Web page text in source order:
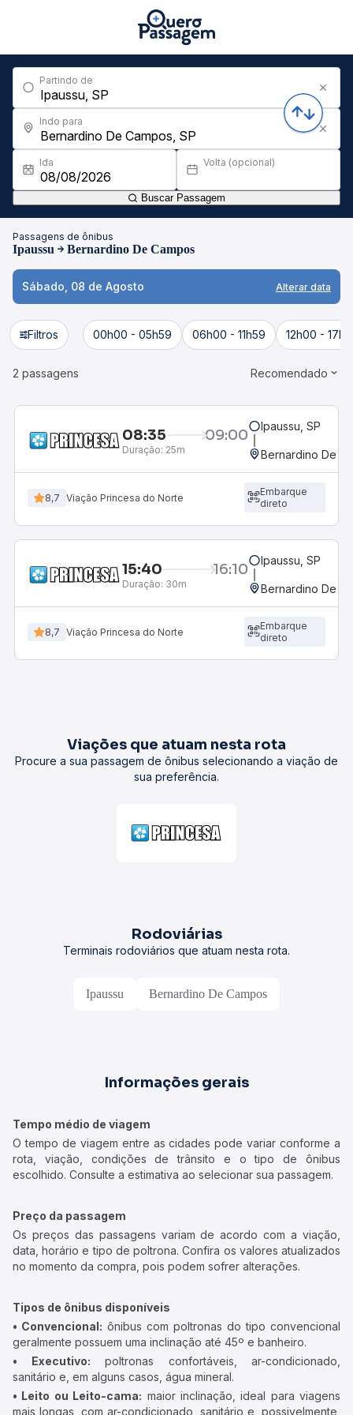
Partindo de
Indo para
Ida Volta (opcional)
Buscar Passagem
Passagens de ônibus
Ipaussu Bernardino De Campos
Sábado, 08 de Agosto Alterar data
Filtros 00h00 - 05h59 06h00 - 11h59 12h00 -
2 passagens Recomendado
08:35 09:00
Duração: 25m
Ipaussu, SP
Bernardino De
8,7 Viação Princesa do Norte
Embarque
direto
15:40 16:10
Duração: 30m
Ipaussu, SP
Bernardino De
8,7 Viação Princesa do Norte
Embarque
direto
Viações que atuam nesta rota
Procure a sua passagem de ônibus selecionando a viação de
sua preferência.
Rodoviárias
Terminais rodoviários que atuam nesta rota.
Ipaussu Bernardino De Campos
Informações gerais
Tempo médio de viagem
O tempo de viagem entre as cidades pode variar conforme a
rota, viação, condições de trânsito e o tipo de ônibus
escolhido. Consulte a estimativa ao selecionar sua passagem.
Preço da passagem
Os preços das passagens variam de acordo com a viação,
data, horário e tipo de poltrona. Confira os valores atualizados
no momento da compra, pois podem sofrer alterações.
Tipos de ônibus disponíveis
• Convencional: ônibus com poltronas do tipo convencional
geralmente possuem uma inclinação até 45º e banheiro.
• Executivo: poltronas confortáveis, ar-condicionado,
sanitário e, em alguns casos, água mineral.
• Leito ou Leito-cama: maior inclinação, ideal para viagens
mais longas, com ar-condicionado, sanitário e, possivelmente,